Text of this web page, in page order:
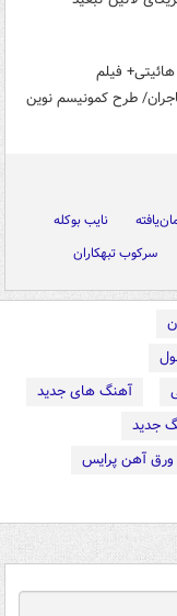
فیلم
طرح کمونیسم نوین
نایب بوکله
سرکوب تبهکاران
آهنگ های جدید
جدید
آهن پرایس